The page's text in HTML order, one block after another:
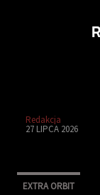
Redakcja
27 LIPCA 2026
EXTRA ORBIT